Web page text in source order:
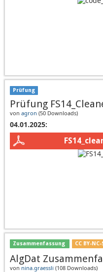
Prüfung
Prüfung
von agron (50 Downloads)
04.01.2025:
Zusammenfassung CC BY-
AlgDat
von nina.graessli (108 Downloads)